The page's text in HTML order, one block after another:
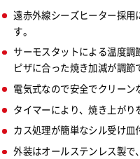
遠赤外線シーズヒーター採
す。
サーモスタットによる温度
ピザに合った焼き加減が調節
電気式なので安全でクリーン
タイマーにより、焼き上がり
カス処理が簡単なシル受け皿
外装はオールステンレス製で